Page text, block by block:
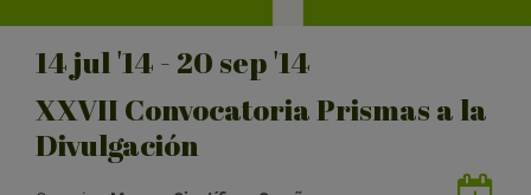
14jul'14 - 20 sep'14
XXVII Convocatoria Prismas a la
Divulgación